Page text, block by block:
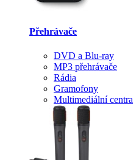
Přehrávače
DVD a Blu-ray
MP3 přehrávače
Rádia
Gramofony
Multimediální centra